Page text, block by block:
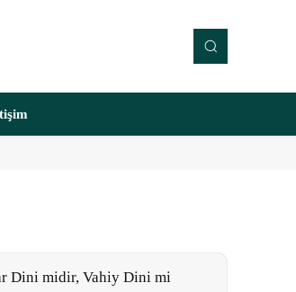
Dini midir, Vahiy Dini mi